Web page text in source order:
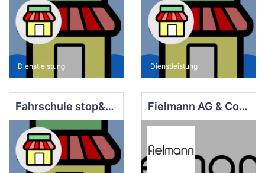
Dienstleistung Dienstleistung
Fahrschule stop&go Fielmann AG & Co. OHG